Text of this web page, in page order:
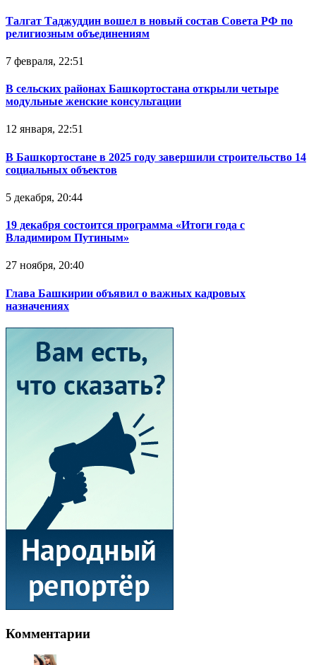
Талгат Таджуддин вошел в новый состав Совета РФ по
религиозным объединениям
7 февраля, 22:51
В сельских районах Башкортостана открыли четыре
модульные женские консультации
12 января, 22:51
В Башкортостане в 2025 году завершили строительство 14
социальных объектов
5 декабря, 20:44
19 декабря состоится программа «Итоги года с
Владимиром Путиным»
27 ноября, 20:40
Глава Башкирии объявил о важных кадровых
назначениях
Комментарии